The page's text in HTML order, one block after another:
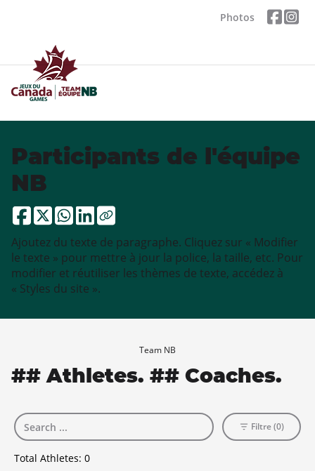
Photos
Participants de l'équipe
NB
Ajoutez du texte de paragraphe. Cliquez sur « Modifier
le texte » pour mettre à jour la police, la taille, etc. Pour
modifier et réutiliser les thèmes de texte, accédez à
« Styles du site ».
Team NB
## Athletes. ## Coaches.
Total Athletes: 0
Filtre (0)